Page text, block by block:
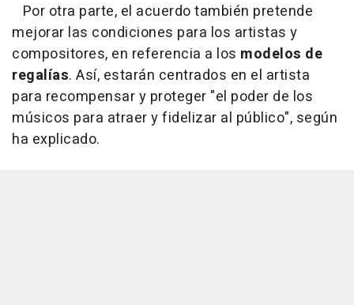
Por otra parte, el acuerdo también pretende
mejorar las condiciones para los artistas y
compositores, en referencia a los modelos de
regalías. Así, estarán centrados en el artista
para recompensar y proteger "el poder de los
músicos para atraer y fidelizar al público", según
ha explicado.